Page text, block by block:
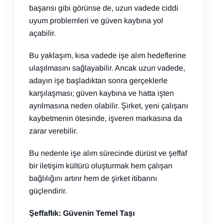
başarısı gibi görünse de, uzun vadede ciddi
uyum problemleri ve güven kaybına yol
açabilir.
Bu yaklaşım, kısa vadede işe alım hedeflerine
ulaşılmasını sağlayabilir. Ancak uzun vadede,
adayın işe başladıktan sonra gerçeklerle
karşılaşması; güven kaybına ve hatta işten
ayrılmasına neden olabilir. Şirket, yeni çalışanı
kaybetmenin ötesinde, işveren markasına da
zarar verebilir.
Bu nedenle işe alım sürecinde dürüst ve şeffaf
bir iletişim kültürü oluşturmak hem çalışan
bağlılığını artırır hem de şirket itibarını
güçlendirir.
Şeffaflık: Güvenin Temel Taşı